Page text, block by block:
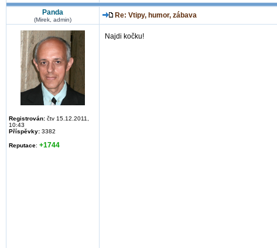
Panda
(Mirek, admin)
Re: Vtipy, humor, zábava
Registrován: čtv 15.12.2011,
10:43
Příspěvky: 3382
Reputace: +1744
Najdi kočku!